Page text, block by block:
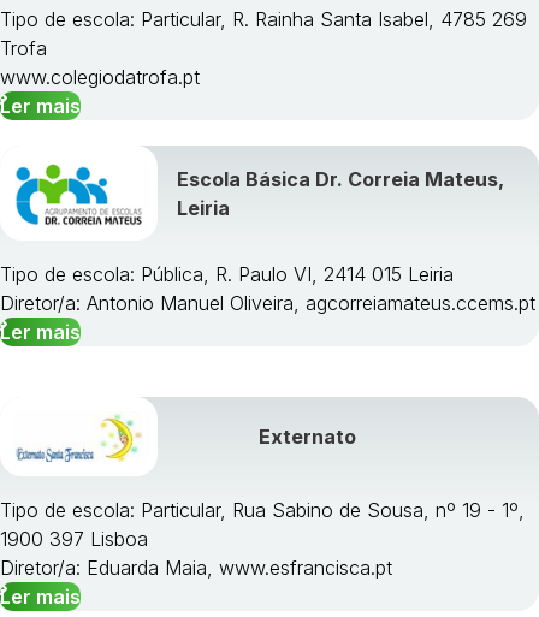
Tipo de escola: Particular, R. Rainha Santa Isabel, 4785 269
Trofa
www.colegiodatrofa.pt
Ler mais
Escola Básica Dr. Correia Mateus,
Leiria
Tipo de escola: Pública, R. Paulo VI, 2414 015 Leiria
Diretor/a: Antonio Manuel Oliveira, agcorreiamateus.ccems.pt
Ler mais
Externato
Tipo de escola: Particular, Rua Sabino de Sousa, nº 19 - 1º,
1900 397 Lisboa
Diretor/a: Eduarda Maia, www.esfrancisca.pt
Ler mais